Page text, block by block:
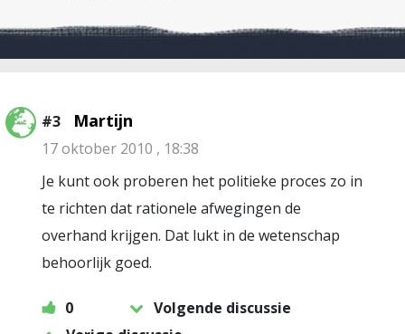
#3 Martijn
17 oktober 2010 , 18:38
Je kunt ook proberen het politieke proces zo in
te richten dat rationele afwegingen de
overhand krijgen. Dat lukt in de wetenschap
behoorlijk goed.
0
Volgende discussie